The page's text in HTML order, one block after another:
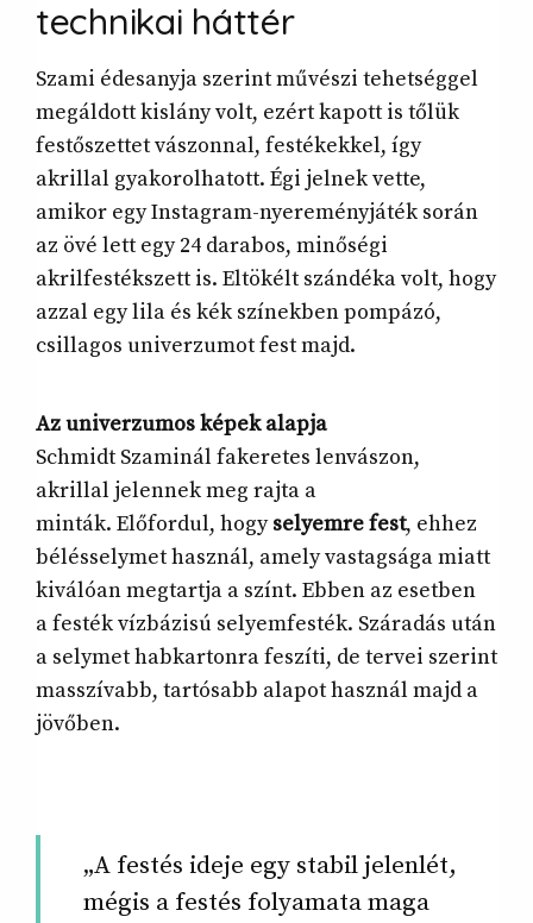
technikai háttér
Szami édesanyja szerint művészi tehetséggel
megáldott kislány volt, ezért kapott is tőlük
festőszettet vászonnal, festékekkel, így
akrillal gyakorolhatott. Égi jelnek vette,
amikor egy Instagram-nyereményjáték során
az övé lett egy 24 darabos, minőségi
akrilfestékszett is. Eltökélt szándéka volt, hogy
azzal egy lila és kék színekben pompázó,
csillagos univerzumot fest majd.
Az univerzumos képek alapja
Schmidt Szaminál fakeretes lenvászon,
akrillal jelennek meg rajta a
minták. Előfordul, hogyselyemre fest, ehhez
bélésselymet használ, amely vastagsága miatt
kiválóan megtartja a színt. Ebben az esetben
a festék vízbázisú selyemfesték. Száradás után
a selymet habkartonra feszíti, de tervei szerint
masszívabb, tartósabb alapot használ majd a
jövőben.
„A festés ideje egy stabil jelenlét,
mégis a festés folyamata maga